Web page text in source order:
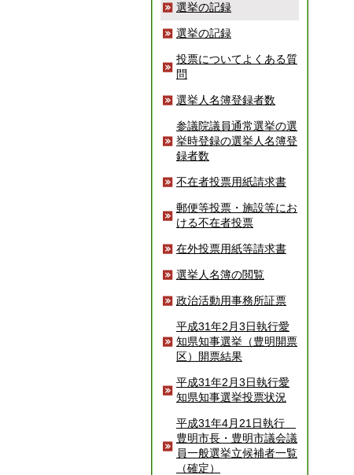
選挙の記録
選挙の記録
投票についてよくある質
問
選挙人名簿登録者数
参議院議員通常選挙の選
挙時登録の選挙人名簿登
録者数
不在者投票用紙請求書
郵便等投票・施設等にお
ける不在者投票
在外投票用紙等請求書
選挙人名簿の閲覧
政治活動用事務所証票
平成31年2月3日執行愛
知県知事選挙（豊明開票
区）開票結果
平成31年2月3日執行愛
知県知事選挙投票状況
平成31年4月21日執行
豊明市長・豊明市議会議
員一般選挙立候補者一覧
（確定）